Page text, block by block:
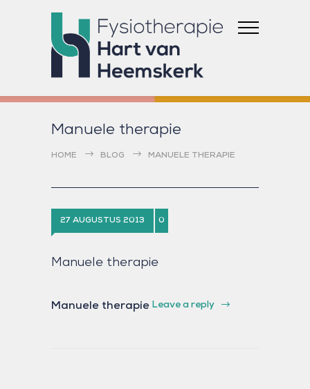
Manuele therapie
HOME BLOG MANUELE THERAPIE
27 AUGUSTUS 2013 0
Manuele therapie
Manuele therapie Leave a reply